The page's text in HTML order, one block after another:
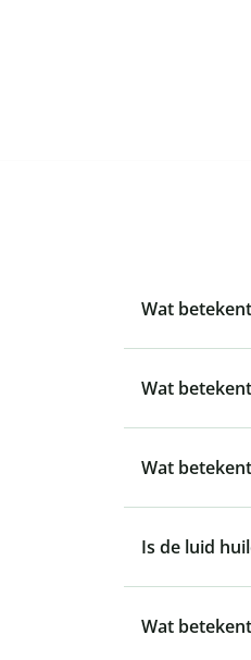
Wat
Wat
Wat
Is de luid
Wat